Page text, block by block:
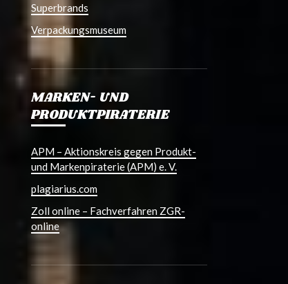
Superbrands
Verpackungsmuseum
MARKEN- UND
PRODUKTPIRATERIE
APM – Aktionskreis gegen Produkt-
und Markenpiraterie (APM) e. V.
plagiarius.com
Zoll online – Fachverfahren ZGR-
online